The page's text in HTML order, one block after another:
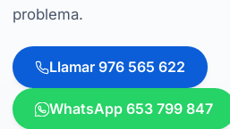
problema.
Llamar 976 565 622
WhatsApp 653 799 847